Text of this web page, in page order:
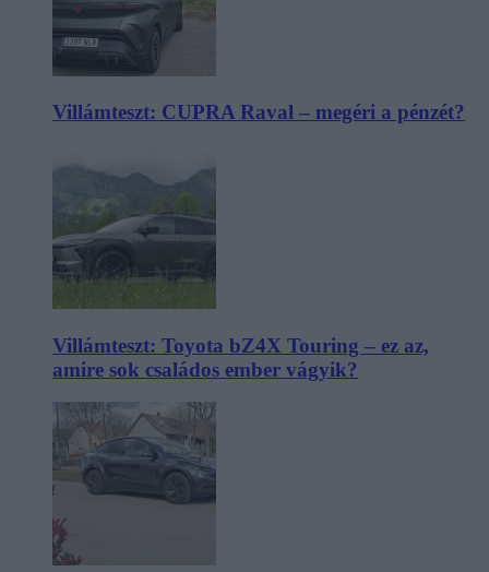
Villámteszt: CUPRA Raval – megéri a pénzét?
Villámteszt: Toyota bZ4X Touring – ez az,
amire sok családos ember vágyik?